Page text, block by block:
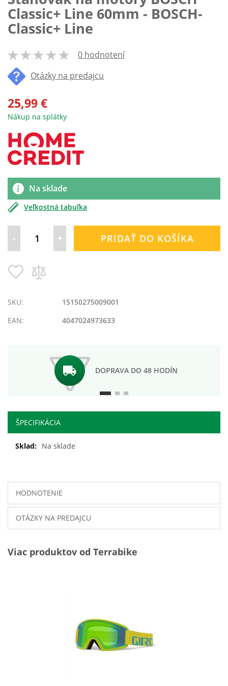
Classic+ Line 60mm - BOSCH-
Classic+ Line
% of100
0 hodnotení
Otázky na predajcu
25,99 €
Nákup na splátky
Na sklade
Veľkostná tabuľka
- + PRIDAŤ DO KOŠÍKA
Pridať
do
SKU:
15150275009001
EAN:
4047024973633
DOPRAVA DO 48 HODÍN
ŠPECIFIKÁCIA
Ďalšie
Na sklade
HODNOTENIE
OTÁZKY NA PREDAJCU
Viac produktov od Terrabike